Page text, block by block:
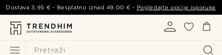
Pretraži
Dostava3,95 € - Besplatno iznad 49,00 € - Pogledajte opcije isporuke